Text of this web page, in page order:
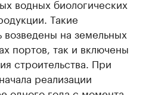
водных биологических
Такие
на земельных
портов, так и включены
строительства. При
реализации